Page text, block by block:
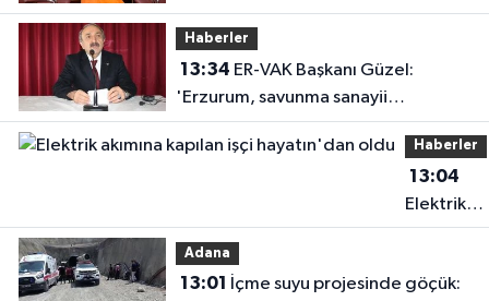
Haberler
13:34
'Erzurum, savunma sanayii
ekosistemine daha güçlü şekilde
dâhil edilmeli'
Haberler
13:04
Elektrik
akımına
Adana
13:01